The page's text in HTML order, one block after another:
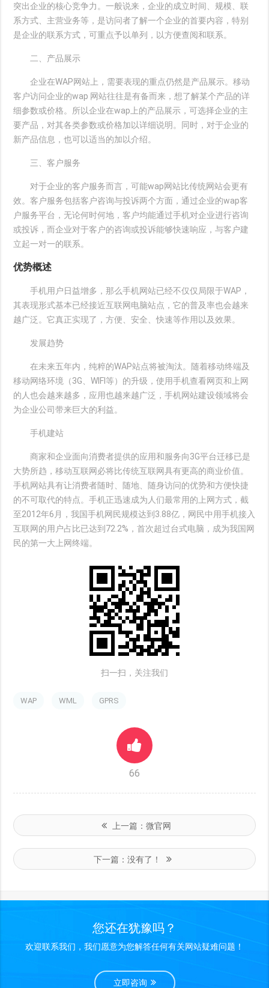
突出企业的核心竞争力。一般说来，企业的成立时间、规模、联
系方式、主营业务等，是访问者了解一个企业的首要内容，特别
是企业的联系方式，可重点予以单列，以方便查阅和联系。
二、产品展示
企业在WAP网站上，需要表现的重点仍然是产品展示。移动
客户访问企业的wap 网站往往是有备而来，想了解某个产品的详
细参数或价格。所以企业在wap上的产品展示，可选择企业的主
要产品，对其各类参数或价格加以详细说明。同时，对于企业的
新产品信息，也可以适当的加以介绍。
三、客户服务
对于企业的客户服务而言，可能wap网站比传统网站会更有
效。客户服务包括客户咨询与投诉两个方面，通过企业的wap客
户服务平台，无论何时何地，客户均能通过手机对企业进行咨询
或投诉，而企业对于客户的咨询或投诉能够快速响应，与客户建
立起一对一的联系。
优势概述
手机用户日益增多，那么手机网站已经不仅仅局限于WAP，
其表现形式基本已经接近互联网电脑站点，它的普及率也会越来
越广泛。它真正实现了，方便、安全、快速等作用以及效果。
发展趋势
在未来五年内，纯粹的WAP站点将被淘汰。随着移动终端及
移动网络环境（3G、WIFI等）的升级，使用手机查看网页和上网
的人也会越来越多，应用也越来越广泛，手机网站建设领域将会
为企业公司带来巨大的利益。
手机建站
商家和企业面向消费者提供的应用和服务向3G平台迁移已是
大势所趋，移动互联网必将比传统互联网具有更高的商业价值。
手机网站具有让消费者随时、随地、随身访问的优势和方便快捷
的不可取代的特点。手机正迅速成为人们最常用的上网方式，截
至2012年6月，我国手机网民规模达到3.88亿，网民中用手机接入
互联网的用户占比已达到72.2%，首次超过台式电脑，成为我国网
民的第一大上网终端。
扫一扫，关注我们
WAP WML GPRS
66
上一篇： 微官网
下一篇：没有了！
您还在犹豫吗？
欢迎联系我们，我们愿意为您解答任何有关网站疑难问题！
立即咨询